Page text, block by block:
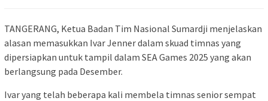
TANGERANG, Ketua Badan Tim Nasional Sumardji menjelaskan
alasan memasukkan Ivar Jenner dalam skuad timnas yang
dipersiapkan untuk tampil dalam SEA Games 2025 yang akan
berlangsung pada Desember.
Ivar yang telah beberapa kali membela timnas senior sempat